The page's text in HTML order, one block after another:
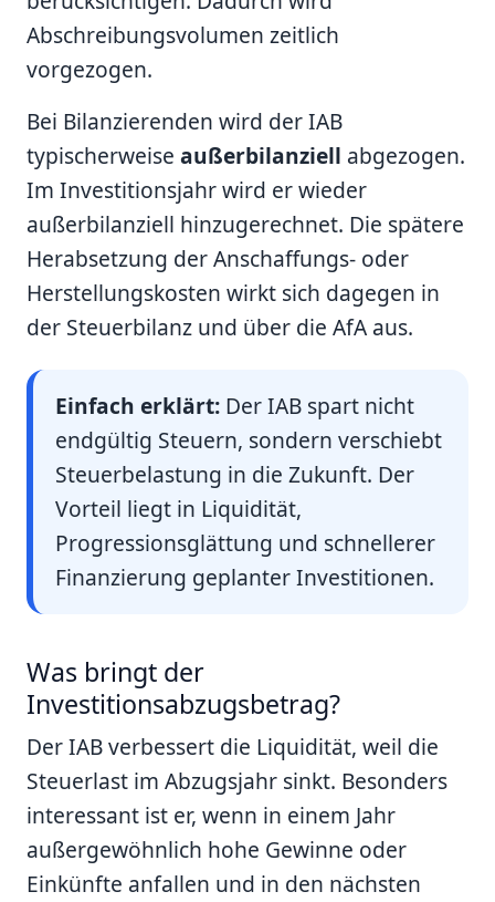
Abschreibungsvolumen zeitlich
vorgezogen.
Bei Bilanzierenden wird der IAB
typischerweise außerbilanziell abgezogen.
Im Investitionsjahr wird er wieder
außerbilanziell hinzugerechnet. Die spätere
Herabsetzung der Anschaffungs- oder
Herstellungskosten wirkt sich dagegen in
der Steuerbilanz und über die AfA aus.
Einfach erklärt: Der IAB spart nicht
endgültig Steuern, sondern verschiebt
Steuerbelastung in die Zukunft. Der
Vorteil liegt in Liquidität,
Progressionsglättung und schnellerer
Finanzierung geplanter Investitionen.
Was bringt der
Investitionsabzugsbetrag?
Der IAB verbessert die Liquidität, weil die
Steuerlast im Abzugsjahr sinkt. Besonders
interessant ist er, wenn in einem Jahr
außergewöhnlich hohe Gewinne oder
Einkünfte anfallen und in den nächsten